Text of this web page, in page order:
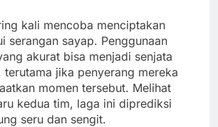
kali mencoba menciptakan
serangan sayap. Penggunaan
akurat bisa menjadi senjata
terutama jika penyerang mereka
momen tersebut. Melihat
kedua tim, laga ini diprediksi
seru dan sengit.